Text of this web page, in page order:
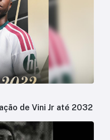
de Vini Jr até 2032